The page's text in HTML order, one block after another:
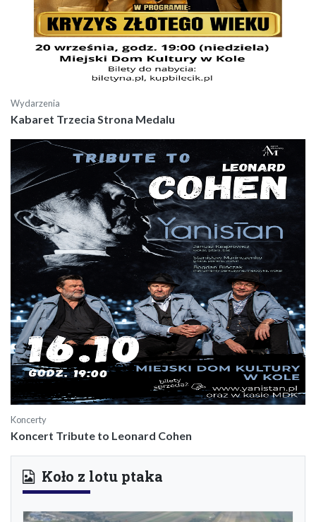
Wydarzenia
Kabaret Trzecia Strona Medalu
Koncerty
Koncert Tribute to Leonard Cohen
Koło z lotu ptaka